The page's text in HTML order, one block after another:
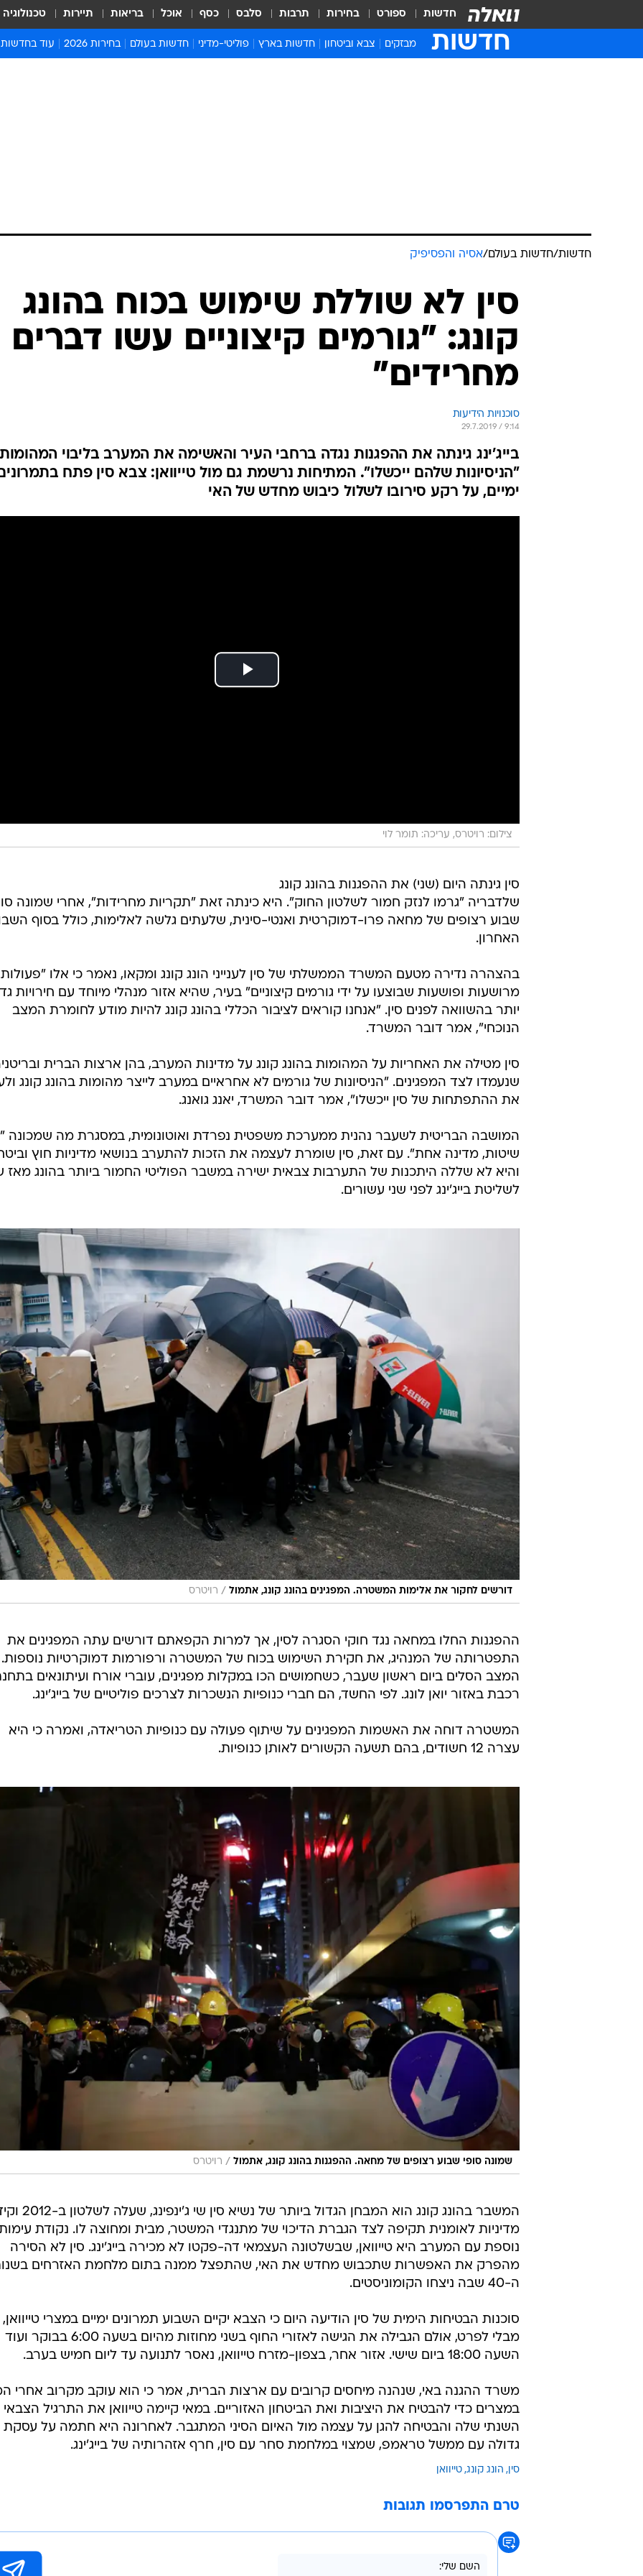
חדשות ספורט בחירות תרבות סלבס כסף אוכל בריאות תיירות טכנולוגיה
חדשות מבזקים צבא וביטחון חדשות בארץ פוליטי-מדיני חדשות בעולם בחירות 2026 עוד בחדשות
חדשות
המייל האדום
חדשות/חדשות בעולם/אסיה והפסיפיק
סין לא שוללת שימוש בכוח בהונג
קונג: "גורמים קיצוניים עשו דברים
מחרידים"
סוכנויות הידיעות
29.7.2019 / 9:14
בייג'ינג גינתה את ההפגנות נגדה ברחבי העיר והאשימה את המערב בליבוי
"הניסיונות שלהם ייכשלו". המתיחות נרשמת גם מול טייוואן: צבא סין פתח
ימיים, על רקע סירובו לשלול כיבוש מחדש של האי
צילום: רויטרס, עריכה: תומר לוי
סין גינתה היום (שני) את ההפגנות בהונג קונג
שלדבריה "גרמו לנזק חמור לשלטון החוק". היא כינתה זאת "תקריות מחרידות", אחרי שמונה
שבוע רצופים של מחאה פרו-דמוקרטית ואנטי-סינית, שלעתים גלשה לאלימות, כולל בסוף
האחרון.
בהצהרה נדירה מטעם המשרד הממשלתי של סין לענייני הונג קונג ומקאו, נאמר כי אלו "פעולות
מרושעות ופושעות שבוצעו על ידי גורמים קיצוניים" בעיר, שהיא אזור מנהלי מיוחד עם חירויות
יותר בהשוואה לפנים סין. "אנחנו קוראים לציבור הכללי בהונג קונג להיות מודע לחומרת המצב
הנוכחי", אמר דובר המשרד.
סין מטילה את האחריות על המהומות בהונג קונג על מדינות המערב, בהן ארצות הברית
שנעמדו לצד המפגינים. "הניסיונות של גורמים לא אחראיים במערב לייצר מהומות בהונג קונג
את ההתפתחות של סין ייכשלו", אמר דובר המשרד, יאנג גואנג.
המושבה הבריטית לשעבר נהנית ממערכת משפטית נפרדת ואוטונומית, במסגרת מה שמכונה
שיטות, מדינה אחת". עם זאת, סין שומרת לעצמה את הזכות להתערב בנושאי מדיניות חוץ
והיא לא שללה היתכנות של התערבות צבאית ישירה במשבר הפוליטי החמור ביותר בהונג מאז
לשליטת בייג'ינג לפני שני עשורים.
דורשים לחקור את אלימות המשטרה. המפגינים בהונג קונג, אתמול / רויטרס
ההפגנות החלו במחאה נגד חוקי הסגרה לסין, אך למרות הקפאתם דורשים עתה המפגינים את
התפטרותה של המנהיג, את חקירת השימוש בכוח של המשטרה ורפורמות דמוקרטיות נוספות.
המצב הסלים ביום ראשון שעבר, כשחמושים הכו במקלות מפגינים, עוברי אורח ועיתונאים
רכבת באזור יואן לונג. לפי החשד, הם חברי כנופיות הנשכרות לצרכים פוליטיים של בייג'ינג.
המשטרה דוחה את האשמות המפגינים על שיתוף פעולה עם כנופיות הטריאדה, ואמרה כי היא
עצרה 12 חשודים, בהם תשעה הקשורים לאותן כנופיות.
שמונה סופי שבוע רצופים של מחאה. ההפגנות בהונג קונג, אתמול / רויטרס
המשבר בהונג קונג הוא המבחן הגדול ביותר של
מדיניות לאומנית תקיפה לצד הגברת הדיכוי של מתנגדי המשטר, מבית ומחוצה לו. נקודת
נוספת עם המערב היא טייוואן, שבשלטונה העצמאי דה-פקטו לא מכירה בייג'ינג. סין לא הסירה
מהפרק את האפשרות שתכבוש מחדש את האי, שהתפצל ממנה בתום מלחמת האזרחים
ה-40 שבה ניצחו הקומוניסטים.
סוכנות הבטיחות הימית של סין הודיעה היום כי הצבא יקיים השבוע תמרונים ימיים במצרי טייוואן,
מבלי לפרט, אולם הגבילה את הגישה לאזורי החוף בשני מחוזות מהיום בשעה 6:00 בבוקר ועוד
השעה 18:00 ביום שישי. אזור אחר, בצפון-מזרח טייוואן, נאסר לתנועה עד ליום חמיש בערב.
משרד ההגנה באי, שנהנה מיחסים קרובים עם ארצות הברית, אמר כי הוא עוקב מקרוב אחרי
במצרים כדי להבטיח את היציבות ואת הביטחון האזוריים. במאי קיימה טייוואן את התרגיל הצבאי
השנתי שלה והבטיחה להגן על עצמה מול האיום הסיני המתגבר. לאחרונה היא חתמה על
גדולה עם ממשל טראמפ, שמצוי במלחמת סחר עם סין, חרף אזהרותיה של בייג'ינג.
סין הונג קונג טייוואן
טרם התפרסמו תגובות